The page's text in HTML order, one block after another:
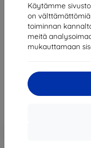
Käytämme
on
toiminnan
meitä
mukauttamaan
Suojakalvo
E3 matná,
6,89 €
6,20 €
Alennus